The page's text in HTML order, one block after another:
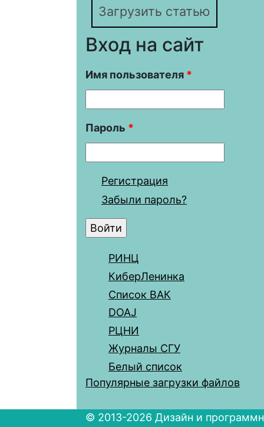
Загрузить статью
Вход на сайт
Имя пользователя *
Пароль *
Регистрация
Забыли пароль?
РИНЦ
КиберЛенинка
Список ВАК
DOAJ
РЦНИ
Журналы СГУ
Белый список
Популярные загрузки файлов
© 2013-2026 Дизайн и